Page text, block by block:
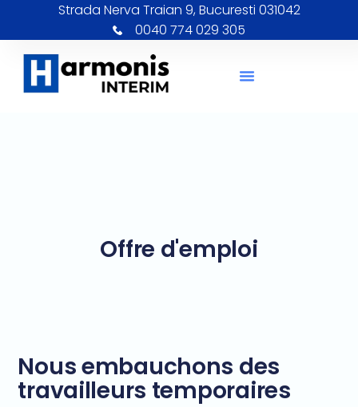
Strada Nerva Traian 9, Bucuresti 031042
0040 774 029 305
Offre d'emploi
Nous embauchons des
travailleurs temporaires